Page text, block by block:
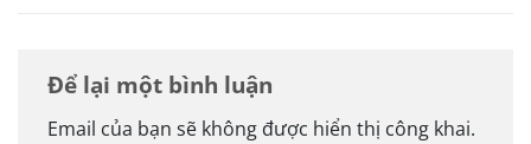
Để lại một bình luận
Email của bạn sẽ không được hiển thị công khai.